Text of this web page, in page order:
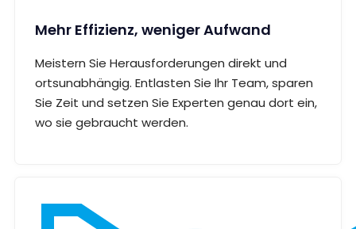
Mehr Effizienz, weniger Aufwand
Meistern Sie Herausforderungen direkt und
ortsunabhängig. Entlasten Sie Ihr Team, sparen
Sie Zeit und setzen Sie Experten genau dort ein,
wo sie gebraucht werden.